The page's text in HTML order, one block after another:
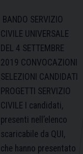
BANDO SERVIZIO
CIVILE UNIVERSALE
DEL 4 SETTEMBRE
2019 CONVOCAZIONI
SELEZIONI CANDIDATI
PROGETTI SERVIZIO
CIVILE I candidati,
presenti nell’elenco
scaricabile da QUI,
che hanno presentato